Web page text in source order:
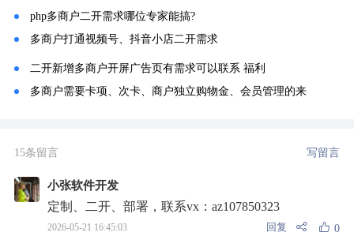
php多商户二开需求哪位专家能搞?
多商户打通视频号、抖音小店二开需求
二开新增多商户开屏广告页有需求可以联系 福利
多商户需要卡项、次卡、商户独立购物金、会员管理的来
15条留言 写留言
小张软件开发
定制、二开、部署，联系vx：az107850323
2026-05-21 16:45:03 回复 0